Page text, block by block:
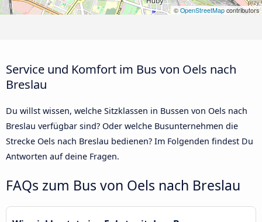
©OpenStreetMap contributors
Service und Komfort im Bus von Oels nach
Breslau
Du willst wissen, welche Sitzklassen in Bussen von Oels nach
Breslau verfügbar sind? Oder welche Busunternehmen die
Strecke Oels nach Breslau bedienen? Im Folgenden findest Du
Antworten auf deine Fragen.
FAQs zum Bus von Oels nach Breslau